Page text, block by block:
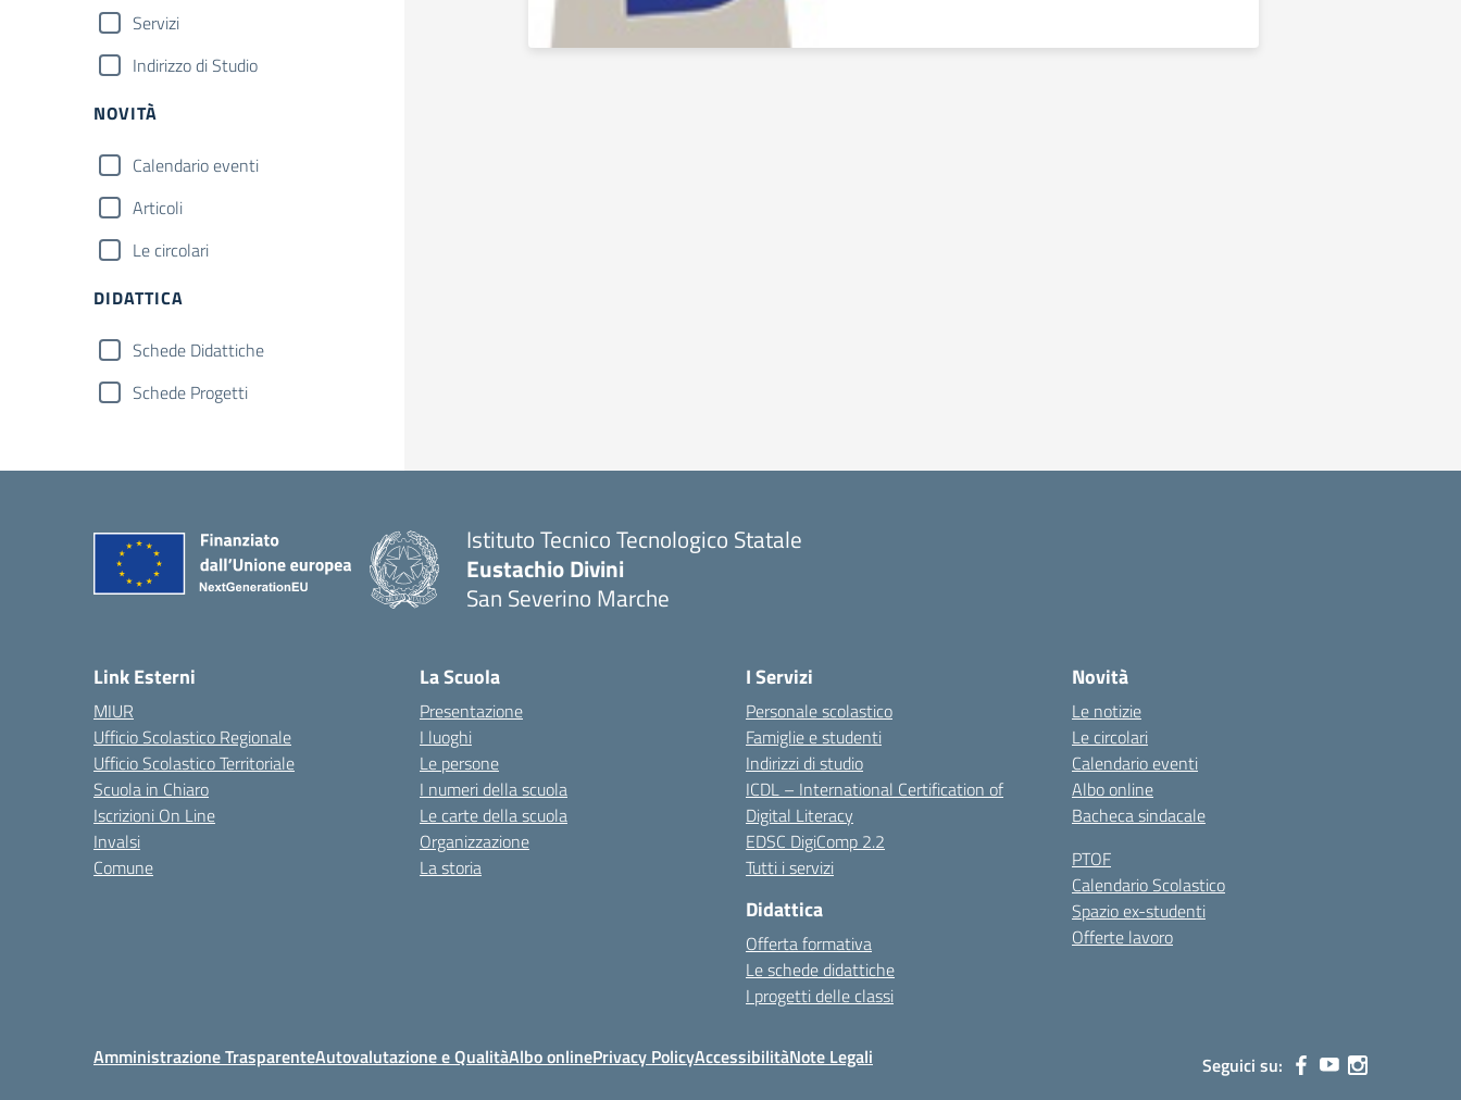
Servizi
Indirizzo di Studio
NOVITÀ
Calendario eventi
Articoli
Le circolari
DIDATTICA
Schede Didattiche
Schede Progetti
Istituto Tecnico Tecnologico Statale
Eustachio Divini
San Severino Marche
Link Esterni
MIUR
Ufficio Scolastico Regionale
Ufficio Scolastico Territoriale
Scuola in Chiaro
Iscrizioni On Line
Invalsi
Comune
La Scuola
Presentazione
I luoghi
Le persone
I numeri della scuola
Le carte della scuola
Organizzazione
La storia
I Servizi
Personale scolastico
Famiglie e studenti
Indirizzi di studio
ICDL – International Certification of
Digital Literacy
EDSC DigiComp 2.2
Tutti i servizi
Didattica
Offerta formativa
Le schede didattiche
I progetti delle classi
Novità
Le notizie
Le circolari
Calendario eventi
Albo online
Bacheca sindacale
PTOF
Calendario Scolastico
Spazio ex-studenti
Offerte lavoro
Amministrazione TrasparenteAutovalutazione e QualitàAlbo onlinePrivacy PolicyAccessibilitàNote Legali Seguici su: